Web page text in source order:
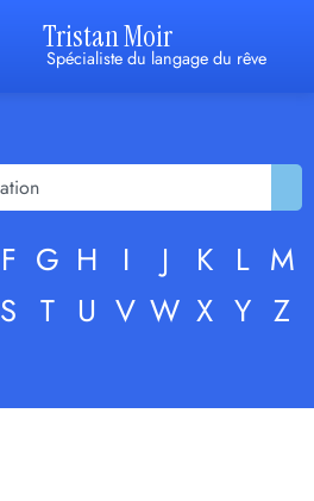
Tristan Moir
Spécialiste du langage du rêve
F G H I J K L M
S T U V W X Y Z